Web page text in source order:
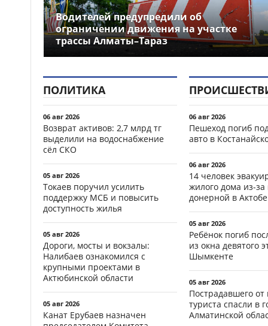
Водителей предупредили об
ограничении движения на участке
трассы Алматы–Тараз
ПОЛИТИКА
06 авг 2026
Возврат активов: 2,7 млрд тг
выделили на водоснабжение
сёл СКО
05 авг 2026
Токаев поручил усилить
поддержку МСБ и повысить
доступность жилья
05 авг 2026
Дороги, мосты и вокзалы:
Налибаев ознакомился с
крупными проектами в
Актюбинской области
05 авг 2026
Канат Ерубаев назначен
06 авг 2026
Пешеход погиб
авто в
06 авг 2026
14 человек
жилого дома из-
донерной в Актобе
05 авг 2026
Ребёнок погиб
из окна девятого
Шымкенте
05 авг 2026
Пострадавшего от
туриста спасли в
Алматинской